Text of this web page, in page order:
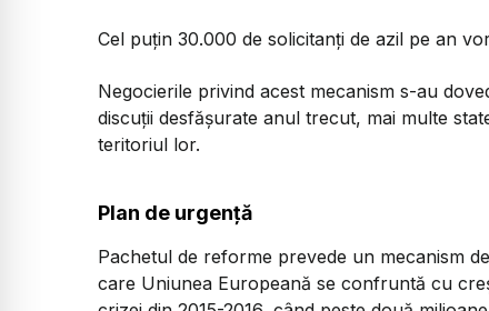
Cel puțin 30.000 de solicitanți de azil pe an
Negocierile privind acest mecanism s-au
discuții desfășurate anul trecut, mai multe
teritoriul lor.
Plan de urgență
Pachetul de reforme prevede un mecanism
care Uniunea Europeană se confruntă cu